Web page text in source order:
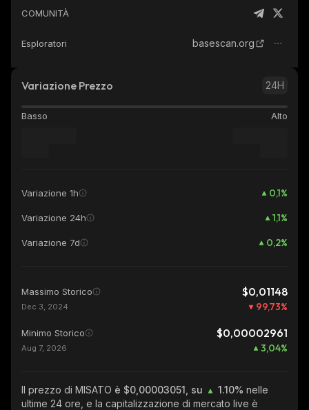
COMUNITÀ
Esploratori basescan.org
Variazione Prezzo 24H
Basso Alto
Variazione 1h 0,1%
Variazione 24h 1,1%
Variazione 7d 0,2%
Massimo Storico $0,01148
Dec 3, 2024 99,73%
Minimo Storico $0,00002961
Aug 7, 2026 3,04%
Il prezzo di MISATO è $0,00003051, su 1.10% nelle
ultime 24 ore, e la capitalizzazione di mercato live è